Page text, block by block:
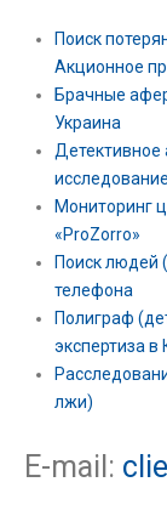
Поиск
Акционное
Брачные
Украина
Детективное
Мониторинг
«ProZorro»
Поиск людей
телефона
Полиграф
экспертиза в
лжи)
E-mail: